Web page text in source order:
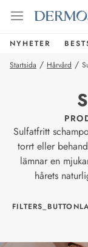
NYHETER
Startsida / Hårvård /
Sulfatfritt
torrt eller
lämnar en
hårets